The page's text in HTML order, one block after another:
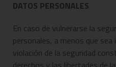
DATOS PERSONALES
En caso de vulnerarse la
personales, a menos que sea
violación de la seguridad